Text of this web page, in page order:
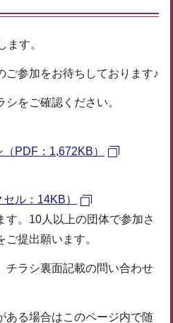
ます。
ご参加をお待ちしております♪
をご確認ください。
PDF：1,672KB）
ル：14KB）
。10人以上の団体で参加さ
提出願います。
ラシ裏面記載の問い合わせ
ある場合はこのページ内で随